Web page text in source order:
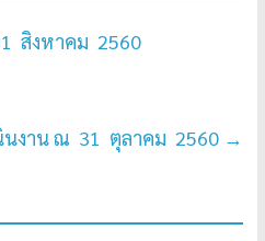
สิงหาคม 2560
นงาน ณ 31 ตุลาคม 2560 →